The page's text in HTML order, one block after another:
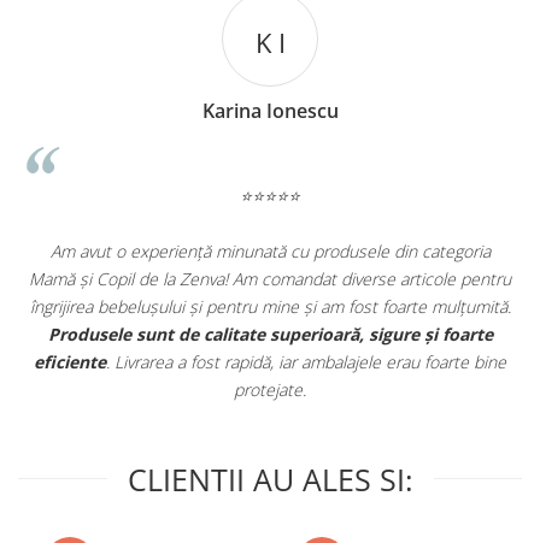
K I
Karina Ionescu
⭐⭐⭐⭐⭐
Am avut o experiență minunată cu produsele din categoria
Mamă și Copil de la Zenva! Am comandat diverse articole pentru
îngrijirea bebelușului și pentru mine și am fost foarte mulțumită.
Produsele sunt de calitate superioară, sigure și foarte
eficiente. Livrarea a fost rapidă, iar ambalajele erau foarte bine
protejate.
CLIENTII AU ALES SI: